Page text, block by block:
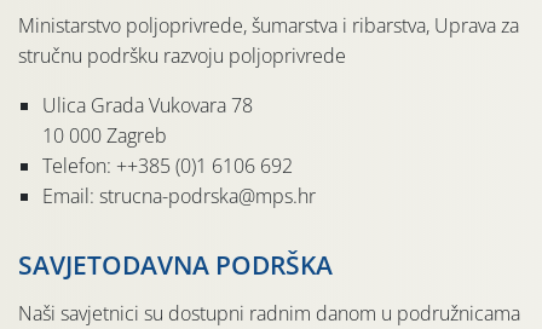
Ministarstvo poljoprivrede, šumarstva i ribarstva, Uprava za
stručnu podršku razvoju poljoprivrede
Ulica Grada Vukovara 78
10 000 Zagreb
Telefon: ++385 (0)1 6106 692
Email: strucna-podrska@mps.hr
SAVJETODAVNA PODRŠKA
Naši savjetnici su dostupni radnim danom u podružnicama